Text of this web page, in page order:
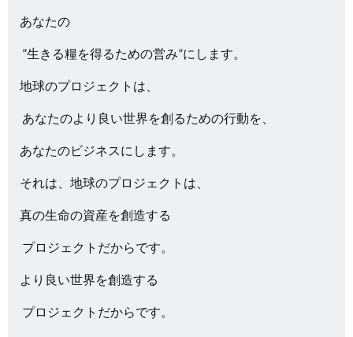
あなたの
”生きる糧を得るための営み”にします。
地球のプロジェクトは、
あなたのより良い世界を創るための行動を、
あなたのビジネスにします。
それは、地球のプロジェクトは、
真の生命の資産を創造する
プロジェクトだからです。
より良い世界を創造する
プロジェクトだからです。